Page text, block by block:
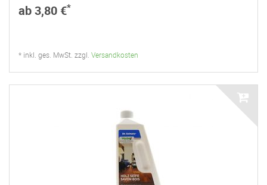
ab 3,80 €*
* inkl. ges. MwSt. zzgl. Versandkosten